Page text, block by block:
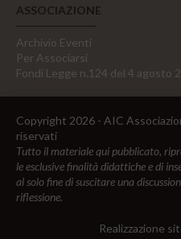
ASSOCIAZIONE
Archivio Eventi
Per Associarsi
Fondi Legge n.124 del 4 agosto
Copyright 2026 - AIC
riservati
Tutto il materiale qui pubblicato,
le esclusive finalità didattiche e di
al solo fine di suscitare una
riflessione.
Realizzazione